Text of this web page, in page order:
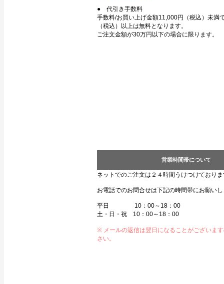
● 代引き手数料
手数料/お買い上げ金額11,000円（税込）未満
（税込）以上は無料となります。
ご注文金額が30万円以下の場合に限ります。
営業時間帯について
ネットでのご注文は２４時間うけつけており
お電話でのお問合せは下記の時間帯にお願い
平日 10：00～18：00
土・日・祝 10：00～18：00
※ メールの返信は翌日になることがございま
さい。